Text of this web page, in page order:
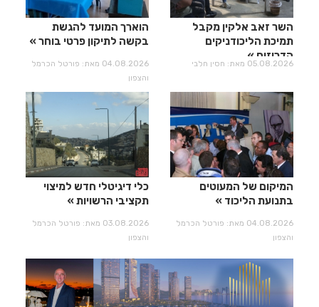
השר זאב אלקין מקבל
תמיכת הליכודניקים
הדרוזים
05.08.2026 מאת: חסין חלבי
הוארך המועד להגשת
בקשה לתיקון פרטי בוחר
04.08.2026 מאת: פורטל הכרמל
והצפון
המיקום של המעוטים
בתנועת הליכוד
04.08.2026 מאת: פורטל הכרמל
והצפון
כלי דיגיטלי חדש למיצוי
תקציבי הרשויות
03.08.2026 מאת: פורטל הכרמל
והצפון